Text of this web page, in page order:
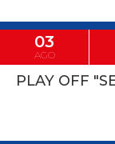
03
AGO
PLAY OFF